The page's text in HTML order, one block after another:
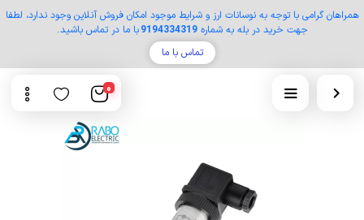
همراهان گرامی با توجه به نوسانات ارز و شرایط موجود امکان فروش آنلاین وجود ندارد، لطفا
جهت خرید در بله به شماره9194334319با ما در تماس باشید.
تماس با ما
0